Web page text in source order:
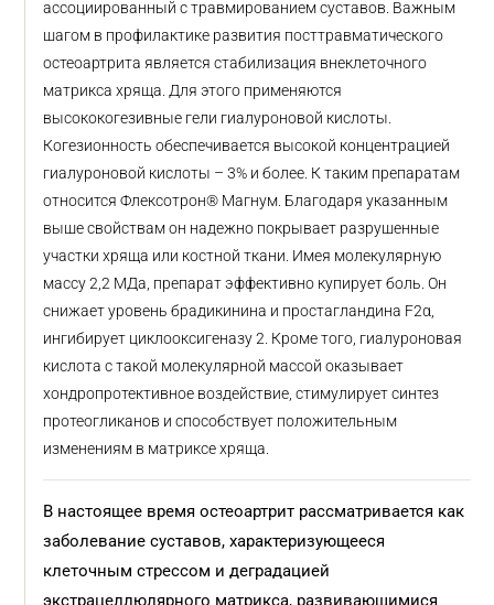
ассоциированный с травмированием суставов. Важным
шагом в профилактике развития посттравматического
остеоартрита является стабилизация внеклеточного
матрикса хряща. Для этого применяются
высококогезивные гели гиалуроновой кислоты.
Когезионность обеспечивается высокой концентрацией
гиалуроновой кислоты – 3% и более. К таким препаратам
относится Флексотрон® Магнум. Благодаря указанным
выше свойствам он надежно покрывает разрушенные
участки хряща или костной ткани. Имея молекулярную
массу 2,2 МДа, препарат эффективно купирует боль. Он
снижает уровень брадикинина и простагландина F2α,
ингибирует циклооксигеназу 2. Кроме того, гиалуроновая
кислота с такой молекулярной массой оказывает
хондропротективное воздействие, стимулирует синтез
протеогликанов и способствует положительным
изменениям в матриксе хряща.
В настоящее время остеоартрит рассматривается как
заболевание суставов, характеризующееся
клеточным стрессом и деградацией
экстрацеллюлярного матрикса, развивающимися